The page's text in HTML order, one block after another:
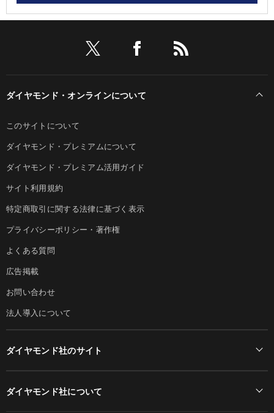
ダイヤモンド・オンラインについて
このサイトについて
ダイヤモンド・プレミアムについて
ダイヤモンド・プレミアム活用ガイド
サイト利用規約
特定商取引に関する法律に基づく表示
プライバシーポリシー・著作権
よくある質問
広告掲載
お問い合わせ
法人導入について
ダイヤモンド社のサイト
ダイヤモンド社について